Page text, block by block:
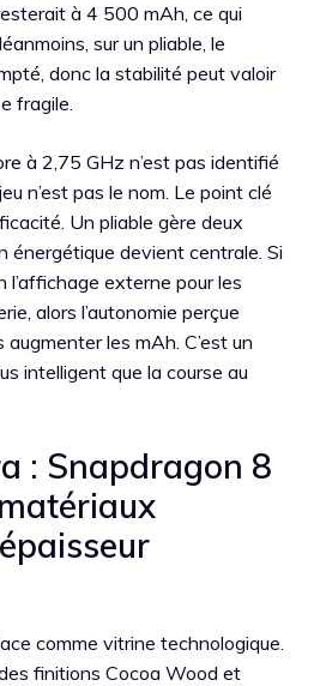
à 4 500 mAh, ce qui
sur un pliable, le
donc la stabilité peut valoir
fragile.
à 2,75 GHz n’est pas identifié
n’est pas le nom. Le point clé
Un pliable gère deux
énergétique devient centrale. Si
l’affichage externe pour les
alors l’autonomie perçue
les mAh. C’est un
intelligent que la course au
: Snapdragon 8
comme vitrine technologique.
finitions Cocoa Wood et